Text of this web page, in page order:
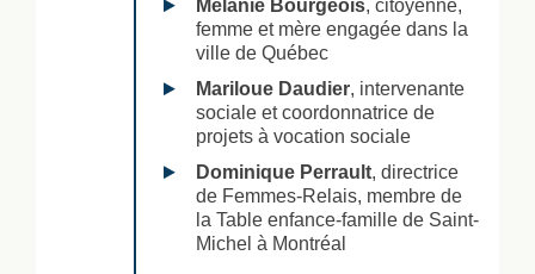
Mélanie Bourgeois, citoyenne,
femme et mère engagée dans la
ville de Québec
Mariloue Daudier, intervenante
sociale et coordonnatrice de
projets à vocation sociale
Dominique Perrault, directrice
de Femmes-Relais, membre de
la Table enfance-famille de Saint-
Michel à Montréal